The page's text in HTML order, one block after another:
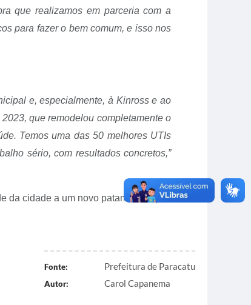
que realizamos em parceria com a
para fazer o bem comum, e isso nos
e, especialmente, à Kinross e ao
que remodelou completamente o
Temos uma das 50 melhores UTIs
sério, com resultados concretos,”
cidade a um novo patamar de qualidade
Fonte: Prefeitura de Paracatu
Autor: Carol Capanema